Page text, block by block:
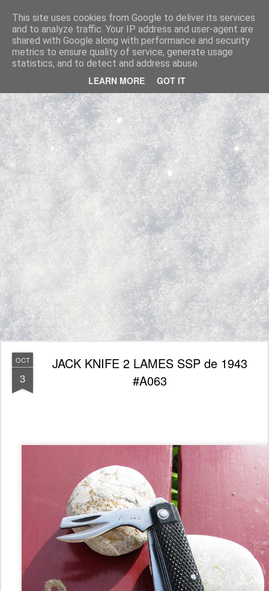
This site uses cookies from Google to deliver its services
and to analyze traffic. Your IP address and user-agent are
shared with Google along with performance and security
metrics to ensure quality of service, generate usage
statistics, and to detect and address abuse.
LEARN MORE GOT IT
Couteaux Pliants Militaires Réglementaires Français et étrangers.
Pages
OCT
3
JACK KNIFE 2 LAMES SSP de 1943
#A063